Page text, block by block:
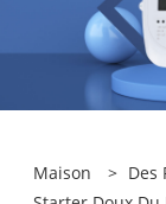
Maison > Des